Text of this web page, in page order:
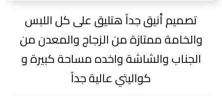
تصميم أنيق جداً هتليق على كل اللبس
والخامة ممتازة من الزجاج والمعدن من
الجناب والشاشة واخده مساحة كبيرة و
كواليتي عالية جداً